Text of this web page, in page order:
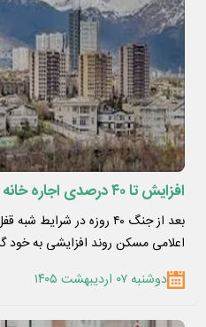
افزایش تا ۴۰ درصدی اجاره خانه
بعد از جنگ ۴۰ روزه در
اعلامی مسکن روند افزایشی به خود
دوشنبه ۰۷ اردیبهشت ۱۴۰۵